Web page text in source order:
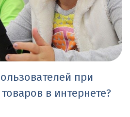
при
в интернете?